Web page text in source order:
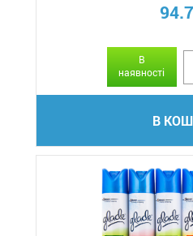
В
наявності
В